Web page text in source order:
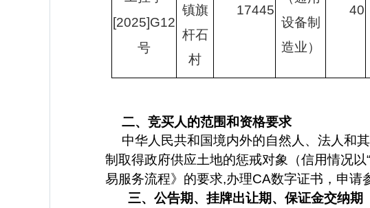
[2025]G12
号
镇旗
杆石
村
17445
设备制
造业）
40
二、竞买人的范围和资格要求
中华人民共和国境内外的自然人、法人和
制取得政府供应土地的惩戒对象（信用情况以
易服务流程》的要求,办理CA数字证书，申请
三、公告期、挂牌出让期、保证金交纳期